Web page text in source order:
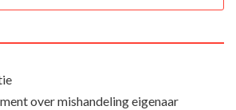
over mishandeling eigenaar